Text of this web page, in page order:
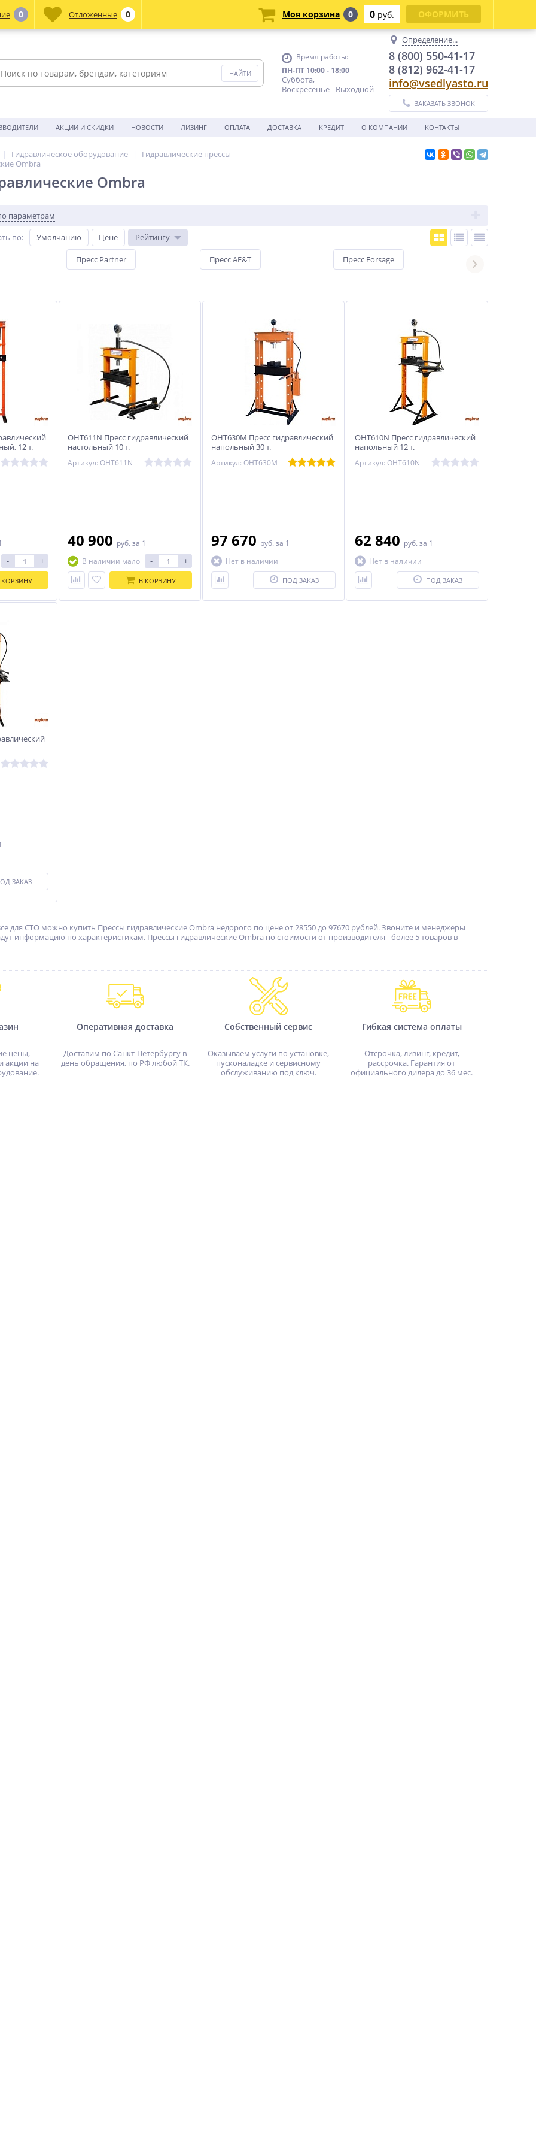
Время работы:
ПН-ПТ 10:00 - 18:00
Суббота,
Воскресенье - Выходной
Определение...
8 (800) 550-41-17
8 (812) 962-41-17
info@vsedlyasto.ru
ЗАКАЗАТЬ ЗВОНОК
АКЦИИ И СКИДКИ НОВОСТИ ЛИЗИНГ ОПЛАТА ДОСТАВКА КРЕДИТ О КОМПАНИИ КОНТАКТЫ
Гидравлическое оборудование
Гидравлические прессы
Ombra
Ombra
параметрам
по: Умолчанию Цене Рейтингу
Пресс Partner Пресс AE&T Пресс Forsage
12 т.
- +
КОРЗИНУ
OHT611N Пресс гидравлический
настольный 10 т.
Артикул: OHT611N
40 900 руб. за 1
В наличии мало
- +
В КОРЗИНУ
OHT630M Пресс гидравлический
напольный 30 т.
Артикул: OHT630M
97 670 руб. за 1
Нет в наличии
ПОД ЗАКАЗ
OHT610N Пресс гидравлический
напольный 12 т.
Артикул: OHT610N
62 840 руб. за 1
Нет в наличии
ПОД ЗАКАЗ
ЗАКАЗ
для СТО можно купить Прессы гидравлические Ombra недорого по цене от 28550 до 97670 рублей. Звоните и менеджеры
информацию по характеристикам. Прессы гидравлические Ombra по стоимости от производителя - более 5 товаров в
цены,
акции на
Оперативная доставка
Доставим по Санкт-Петербургу в
день обращения, по РФ любой ТК.
Собственный сервис
Оказываем услуги по установке,
пусконаладке и сервисному
обслуживанию под ключ.
Гибкая система оплаты
Отсрочка, лизинг, кредит,
рассрочка. Гарантия от
официального дилера до 36 мес.
0 Отложенные 0 Моя корзина 0 0 руб. ОФОРМИТЬ